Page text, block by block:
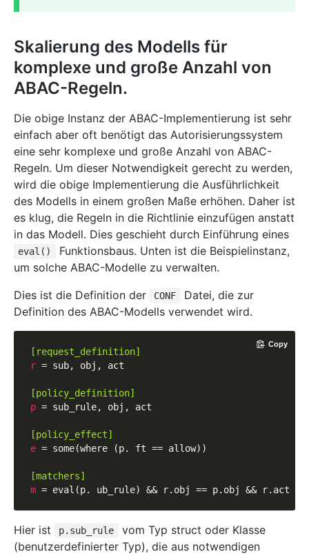
Skalierung des Modells für
komplexe und große Anzahl von
ABAC-Regeln.
Die obige Instanz der ABAC-Implementierung ist sehr
einfach aber oft benötigt das Autorisierungssystem
eine sehr komplexe und große Anzahl von ABAC-
Regeln. Um dieser Notwendigkeit gerecht zu werden,
wird die obige Implementierung die Ausführlichkeit
des Modells in einem großen Maße erhöhen. Daher ist
es klug, die Regeln in die Richtlinie einzufügen anstatt
in das Modell. Dies geschieht durch Einführung eines
eval()
Funktionsbaus. Unten ist die Beispielinstanz,
um solche ABAC-Modelle zu verwalten.
Dies ist die Definition der
CONF
Datei, die zur
Definition des ABAC-Modells verwendet wird.
[request_definition]
r = sub, obj, act
[policy_definition]
p = sub_rule, obj, act
[policy_effect]
e = some(where (p. ft == allow))
[matchers]
m
Copy
Hier ist p.sub_rule
vom Typ struct oder Klasse
(benutzerdefinierter Typ), die aus notwendigen